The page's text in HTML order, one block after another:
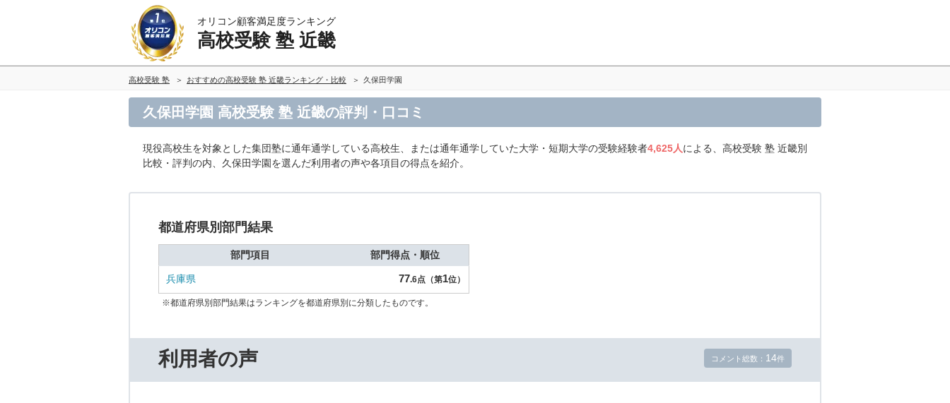
オリコン顧客満足度ランキング
高校受験 塾 近畿
高校受験 塾 おすすめの高校受験 塾 近畿ランキング・比較 久保田学園
久保田学園 高校受験 塾 近畿の評判・口コミ
現役高校生を対象とした集団塾に通年通学している高校生、または通年通学していた大学・短期大学の受験経験者4,625人による、高校受験 塾 近畿別
比較・評判の内、久保田学園を選んだ利用者の声や各項目の得点を紹介。
都道府県別部門結果
部門項目 部門得点・順位
兵庫県 77.6点（第1位）
※都道府県別部門結果はランキングを都道府県別に分類したものです。
利用者の声 コメント総数： 14件